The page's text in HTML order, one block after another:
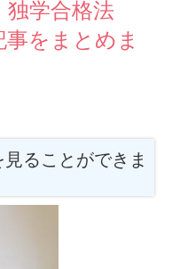
独学合格法
をまとめま
ることができま